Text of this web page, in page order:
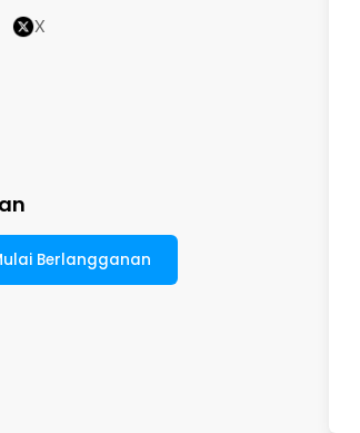
X
Berlangganan